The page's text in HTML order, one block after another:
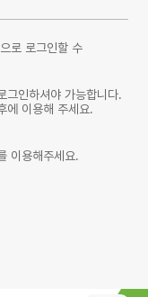
로 로그인할 수
그인하셔야 가능합니다.
에 이용해 주세요.
이용해주세요.